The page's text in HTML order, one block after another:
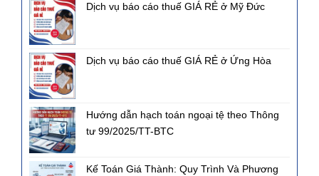
Dịch vụ báo cáo thuế GIÁ RẺ ở Mỹ Đức
Dịch vụ báo cáo thuế GIÁ RẺ ở Ứng Hòa
Hướng dẫn hạch toán ngoại tệ theo Thông
tư 99/2025/TT-BTC
Kế Toán Giá Thành: Quy Trình Và Phương